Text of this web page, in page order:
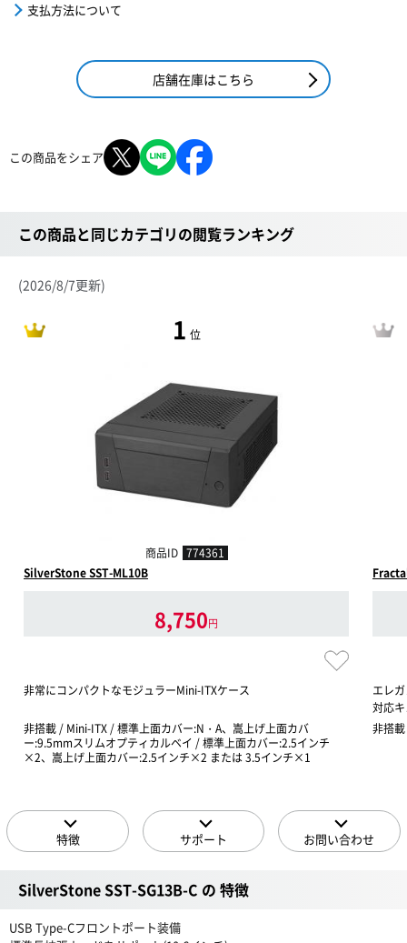
支払方法について
店舗在庫はこちら
この商品をシェア
この商品と同じカテゴリの閲覧ランキング
(2026/8/7更新)
1 位
商品ID 774361
SilverStone SST-ML10B
8,750円
非常にコンパクトなモジュラーMini-ITXケース
非搭載 / Mini-ITX / 標準上面カバー:N・A、嵩上げ上面カバ
ー:9.5mmスリムオプティカルベイ / 標準上面カバー:2.5インチ
×2、嵩上げ上面カバー:2.5インチ×2 または 3.5インチ×1
エレ
対応
非搭
特徴 サポート お問い合わせ
SilverStone SST-SG13B-C の 特徴
USB Type-Cフロントポート装備